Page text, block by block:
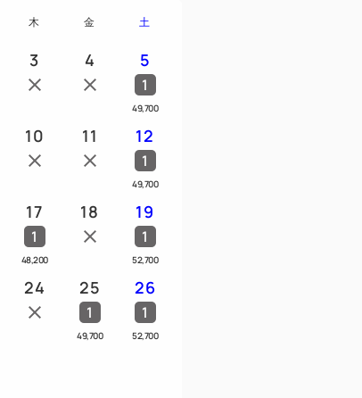
なります。お電話では承っており
料をいただきます。
のでご了承ください。
ラウンジ）／コンシェルジュデス
木 金 土
3 4 5
1
49,700
10 11 12
1
49,700
17
1
48,200
18 19
1
52,700
24 25
1
49,700
26
1
52,700